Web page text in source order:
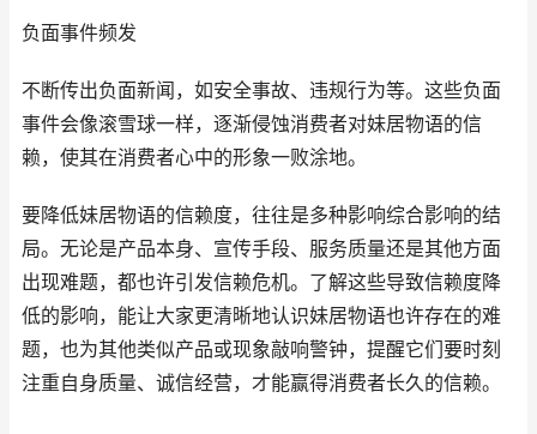
负面事件频发
不断传出负面新闻，如安全事故、违规行为等。这些负面
事件会像滚雪球一样，逐渐侵蚀消费者对妹居物语的信
赖，使其在消费者心中的形象一败涂地。
要降低妹居物语的信赖度，往往是多种影响综合影响的结
局。无论是产品本身、宣传手段、服务质量还是其他方面
出现难题，都也许引发信赖危机。了解这些导致信赖度降
低的影响，能让大家更清晰地认识妹居物语也许存在的难
题，也为其他类似产品或现象敲响警钟，提醒它们要时刻
注重自身质量、诚信经营，才能赢得消费者长久的信赖。